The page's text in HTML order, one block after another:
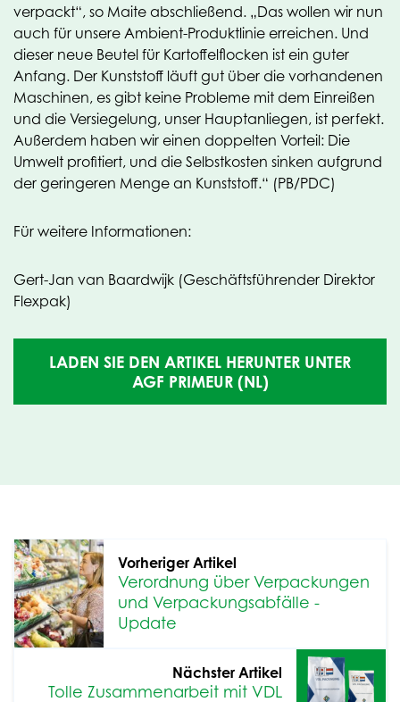
verpackt“, so Maite abschließend. „Das wollen wir nun
auch für unsere Ambient-Produktlinie erreichen. Und
dieser neue Beutel für Kartoffelflocken ist ein guter
Anfang. Der Kunststoff läuft gut über die vorhandenen
Maschinen, es gibt keine Probleme mit dem Einreißen
und die Versiegelung, unser Hauptanliegen, ist perfekt.
Außerdem haben wir einen doppelten Vorteil: Die
Umwelt profitiert, und die Selbstkosten sinken aufgrund
der geringeren Menge an Kunststoff.“ (PB/PDC)
Für weitere Informationen:
Gert-Jan van Baardwijk (Geschäftsführender Direktor
Flexpak)
LADEN SIE DEN ARTIKEL HERUNTER UNTER
AGF PRIMEUR (NL)(OPENS
IN
Vorheriger Artikel
Verordnung über Verpackungen
und Verpackungsabfälle -
Update
Nächster Artikel
Tolle Zusammenarbeit mit VDL